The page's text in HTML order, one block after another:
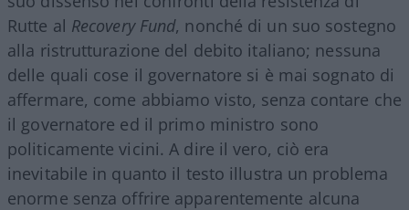
Rutte al Recovery Fund, nonché di un suo sostegno
alla ristrutturazione del debito italiano; nessuna
delle quali cose il governatore si è mai sognato di
affermare, come abbiamo visto, senza contare che
il governatore ed il primo ministro sono
politicamente vicini. A dire il vero, ciò era
inevitabile in quanto il testo illustra un problema
enorme senza offrire apparentemente alcuna